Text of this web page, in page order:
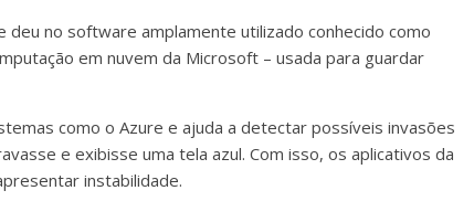
deu no software amplamente utilizado conhecido como
em nuvem da Microsoft – usada para guardar
como o Azure e ajuda a detectar possíveis invasões
e exibisse uma tela azul. Com isso, os aplicativos da
instabilidade.